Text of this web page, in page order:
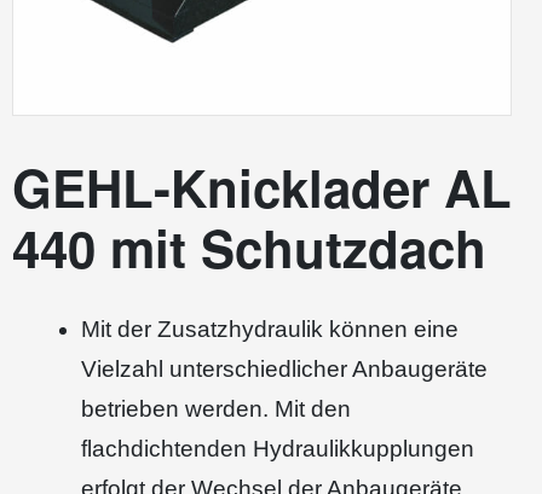
GEHL-Knicklader AL
440 mit Schutzdach
Mit der Zusatzhydraulik können eine
Vielzahl unterschiedlicher Anbaugeräte
betrieben werden. Mit den
flachdichtenden Hydraulikkupplungen
erfolgt der Wechsel der Anbaugeräte